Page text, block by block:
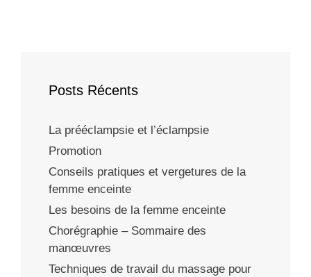
Posts Récents
La prééclampsie et l’éclampsie
Promotion
Conseils pratiques et vergetures de la
femme enceinte
Les besoins de la femme enceinte
Chorégraphie – Sommaire des
manœuvres
Techniques de travail du massage pour